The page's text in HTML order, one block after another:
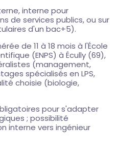
interne pour
de services publics, ou sur
d'un bac+5).
de 11 à 18 mois à l'École
(ENPS) à Écully (69),
(management,
spécialisés en LPS,
choisie (biologie,
pour s'adapter
; possibilité
interne vers ingénieur